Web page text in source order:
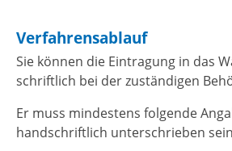
Verfahrensablauf
Sie können die Eintragung in das
schriftlich bei der zuständigen
Er muss mindestens folgende
handschriftlich unterschrieben